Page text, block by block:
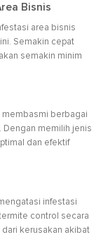
Bisnis
area bisnis
Semakin cepat
semakin minim
membasmi berbagai
Dengan memilih jenis
dan efektif
infestasi
control secara
kerusakan akibat